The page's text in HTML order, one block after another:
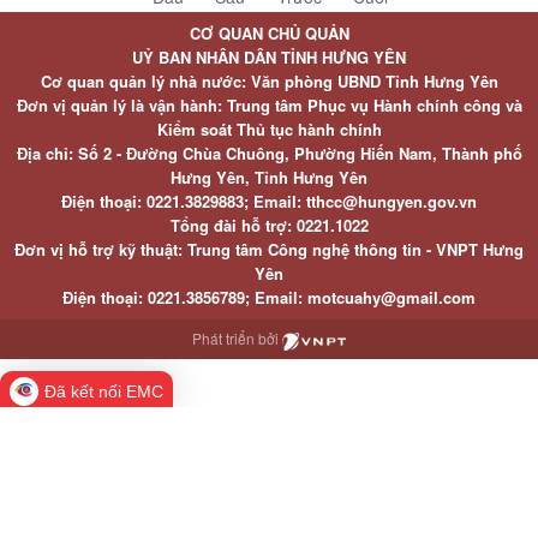
CƠ QUAN CHỦ QUẢN
UỶ BAN NHÂN DÂN TỈNH HƯNG YÊN
Cơ quan quản lý nhà nước: Văn phòng UBND Tỉnh Hưng Yên
Đơn vị quản lý là vận hành: Trung tâm Phục vụ Hành chính công và
Kiểm soát Thủ tục hành chính
Địa chỉ: Số 2 - Đường Chùa Chuông, Phường Hiến Nam, Thành phố
Hưng Yên, Tỉnh Hưng Yên
Điện thoại: 0221.3829883; Email: tthcc@hungyen.gov.vn
Tổng đài hỗ trợ: 0221.1022
Đơn vị hỗ trợ kỹ thuật: Trung tâm Công nghệ thông tin - VNPT Hưng
Yên
Điện thoại: 0221.3856789; Email: motcuahy@gmail.com
Phát triển bởi
Đã kết nối EMC